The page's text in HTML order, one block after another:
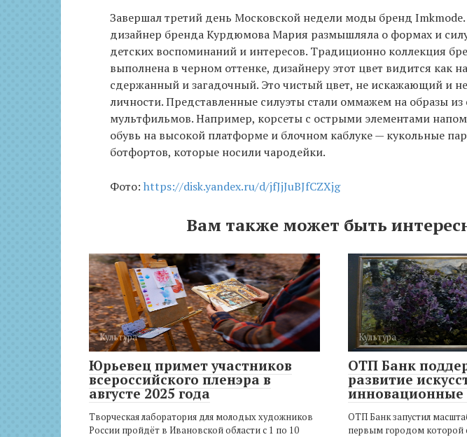
Завершал третий день Московской недели моды бренд
дизайнер бренда Курдюмова Мария размышляла о формах и
детских воспоминаний и интересов. Традиционно коллекция
выполнена в черном оттенке, дизайнеру этот цвет видится как
сдержанный и загадочный. Это чистый цвет, не искажающий и
личности. Представленные силуэты стали оммажем на образы
мультфильмов. Например, корсеты с острыми элементами
обувь на высокой платформе и блочном каблуке — кукольные
ботфортов, которые носили чародейки.
Фото: https://disk.yandex.ru/d/jfJjJuBJfCZXjg
Вам также может быть
Культура
Юрьевец примет участников
всероссийского пленэра в
августе 2025 года
Творческая лаборатория для молодых художников
России пройдёт в Ивановской области с 1 по 10
Культура
ОТП Банк
развитие
ОТП Банк запустил
первым городом которой